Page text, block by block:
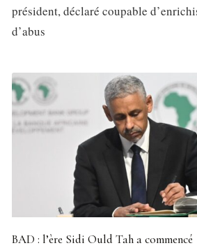
président, déclaré coupable
d’abus
BAD : l’ère Sidi Ould Tah a commencé